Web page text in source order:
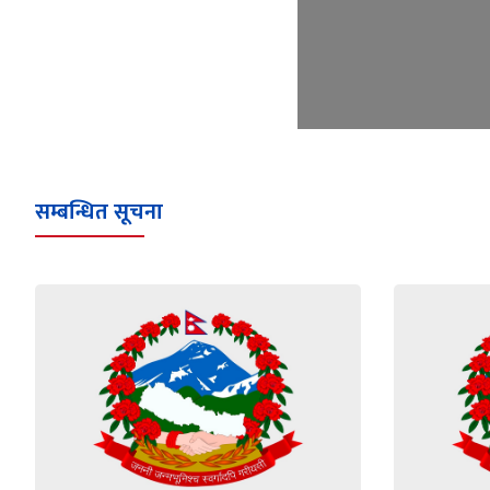
सम्बन्धित सूचना